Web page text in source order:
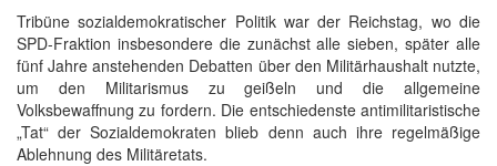
Tribüne sozialdemokratischer Politik war der Reichstag, wo die
SPD-Fraktion insbesondere die zunächst alle sieben, später alle
fünf Jahre anstehenden Debatten über den Militärhaushalt nutzte,
um den Militarismus zu geißeln und die allgemeine
Volksbewaffnung zu fordern. Die entschiedenste antimilitaristische
„Tat“ der Sozialdemokraten blieb denn auch ihre regelmäßige
Ablehnung des Militäretats.